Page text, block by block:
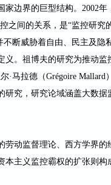
边界的巨型结构。 2002年
间的关系，是“监控研究
断威胁着自由、民主及隐私
。祖博夫的研究为推动监
·马拉德（Grégoire Mallard
究，研究论域涵盖大数
动监督理论、西方学界的
主义监控霸权的扩张则